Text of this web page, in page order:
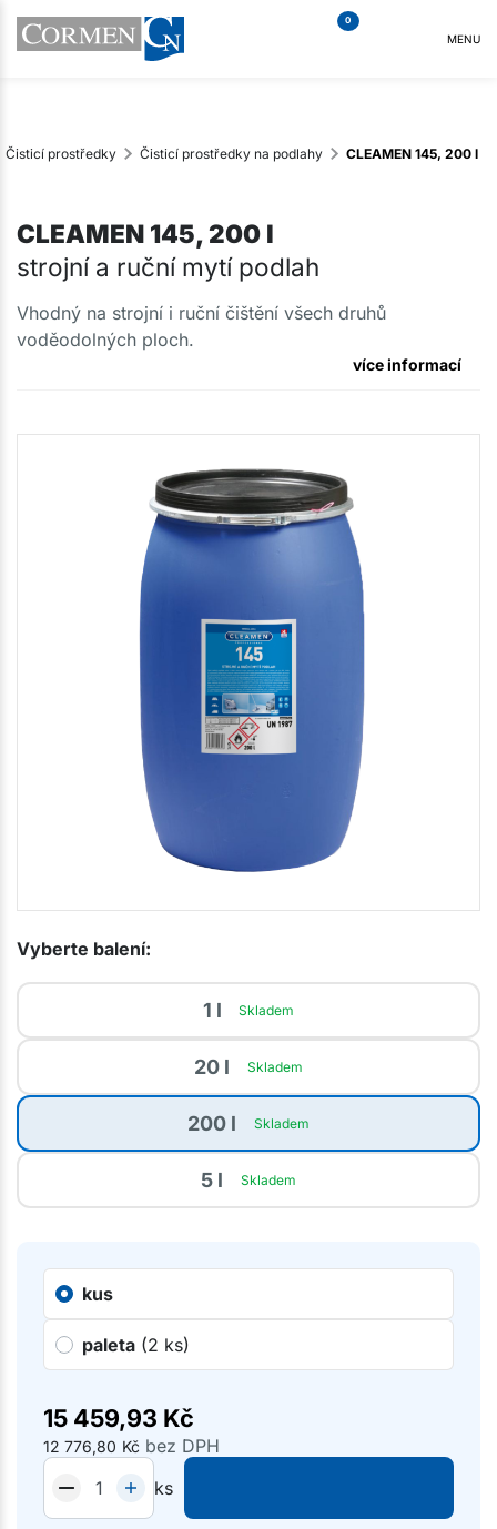
0
MENU
Čisticí prostředky Čisticí prostředky na podlahy CLEAMEN 145, 200 l
CLEAMEN 145, 200 l
strojní a ruční mytí podlah
Vhodný na strojní i ruční čištění všech druhů
voděodolných ploch.
více informací
Vyberte balení:
1 l Skladem
20 l Skladem
200 l Skladem
5 l Skladem
kus
paleta (2 ks)
15 459,93 Kč
12 776,80 Kč bez DPH
ks